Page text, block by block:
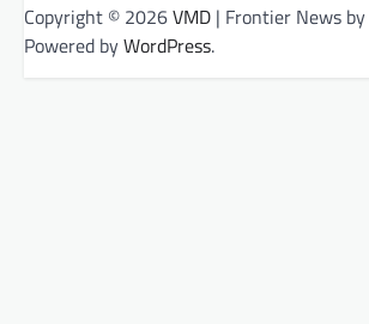
Copyright © 2026VMD | Frontier News by
Powered byWordPress.